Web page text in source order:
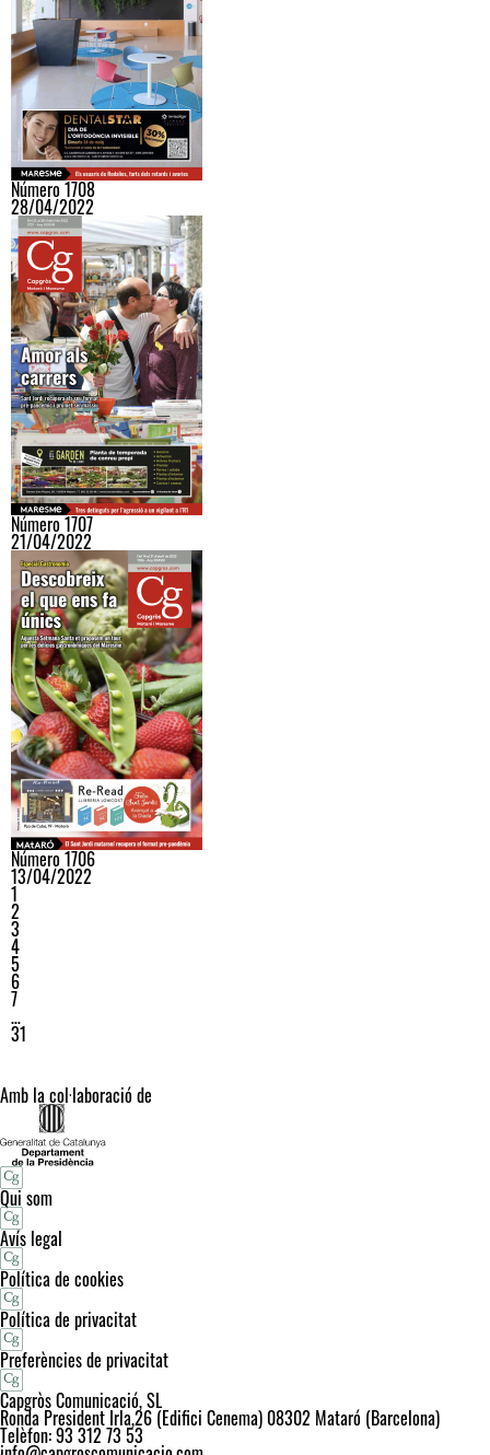
Número 1708
28/04/2022
Número 1707
21/04/2022
Número 1706
13/04/2022
1
2
3
4
5
6
7
…
31
Amb la col·laboració de
Qui som
Avís legal
Política de cookies
Política de privacitat
Preferències de privacitat
Capgròs Comunicació, SL
Ronda President Irla,26 (Edifici Cenema) 08302 Mataró (Barcelona)
Telèfon: 93 312 73 53